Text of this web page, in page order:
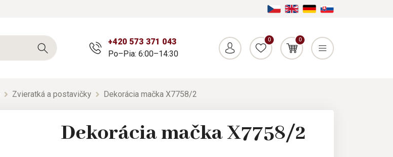
+420 573 371 043
Po–Pia: 6:00–14:30
0 0
Zvieratká a postavičky Dekorácia mačka X7758/2
Dekorácia mačka X7758/2